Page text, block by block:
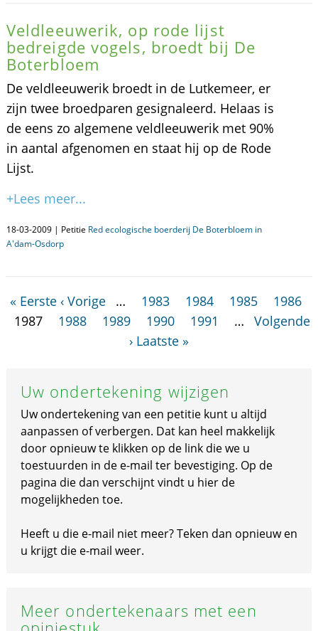
Veldleeuwerik, op rode lijst
bedreigde vogels, broedt bij De
Boterbloem
De veldleeuwerik broedt in de Lutkemeer, er
zijn twee broedparen gesignaleerd. Helaas is
de eens zo algemene veldleeuwerik met 90%
in aantal afgenomen en staat hij op de Rode
Lijst.
+Lees meer...
18-03-2009 | Petitie Red ecologische boerderij De Boterbloem in
A'dam-Osdorp
« Eerste ‹ Vorige … 1983 1984 1985
1986
1987
1988 1989 1990 1991 …
Volgende
› Laatste »
Uw ondertekening wijzigen
Uw ondertekening van een petitie kunt u altijd
aanpassen of verbergen. Dat kan heel makkelijk
door opnieuw te klikken op de link die we u
toestuurden in de e-mail ter bevestiging. Op de
pagina die dan verschijnt vindt u hier de
mogelijkheden toe.
Heeft u die e-mail niet meer? Teken dan opnieuw en
u krijgt die e-mail weer.
Meer ondertekenaars met een